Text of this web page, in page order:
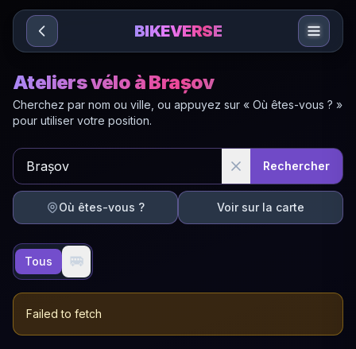
Sari la conținut
BIKEVERSE
Ateliers vélo à Brașov
Cherchez par nom ou ville, ou appuyez sur « Où êtes-vous ? »
pour utiliser votre position.
Rechercher
Où êtes-vous ? Voir sur la carte
Tous 🚐
Failed to fetch